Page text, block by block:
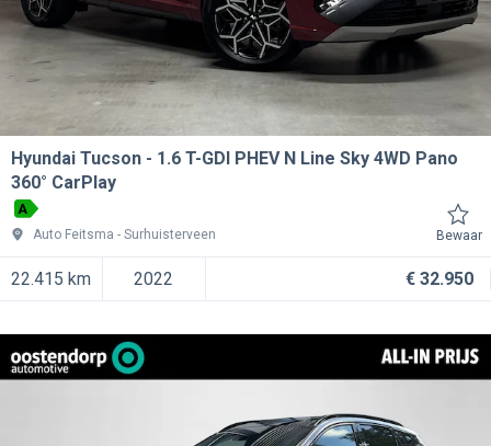
Hyundai Tucson
1.6 T-GDI PHEV N Line Sky 4WD Pano
360° CarPlay
A
Auto Feitsma
Surhuisterveen Bewaar
22.415 km 2022 € 32.950